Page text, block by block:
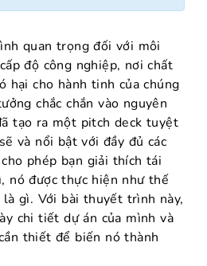
quan trọng đối với môi
độ công nghiệp, nơi chất
hại cho hành tinh của chúng
chắc chắn vào nguyên
tạo ra một pitch deck tuyệt
và nổi bật với đầy đủ các
phép bạn giải thích tái
nó được thực hiện như thế
gì. Với bài thuyết trình này,
chi tiết dự án của mình và
thiết để biến nó thành